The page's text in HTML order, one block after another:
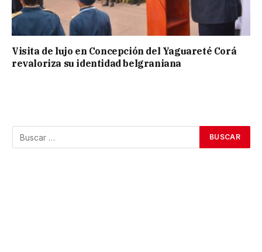
Visita de lujo en Concepción del Yaguareté Corá
revaloriza su identidad belgraniana